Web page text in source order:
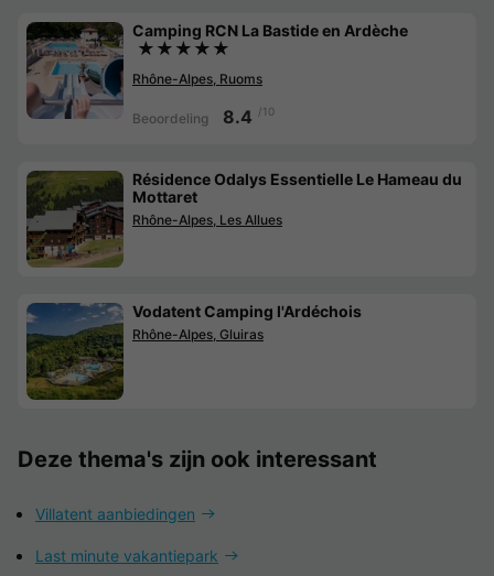
Camping RCN La Bastide en Ardèche
★★★★★
Rhône-Alpes, Ruoms
Beoordeling 8.4 /10
Résidence Odalys Essentielle Le Hameau du
Mottaret
Rhône-Alpes, Les Allues
Vodatent Camping l'Ardéchois
Rhône-Alpes, Gluiras
Deze thema's zijn ook interessant
Villatent aanbiedingen
Last minute vakantiepark